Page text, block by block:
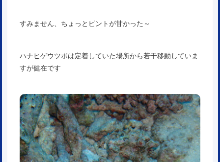
すみません、ちょっとピントが甘かった～
ハナヒゲウツボは定着していた場所から若干移動していま
すが健在です